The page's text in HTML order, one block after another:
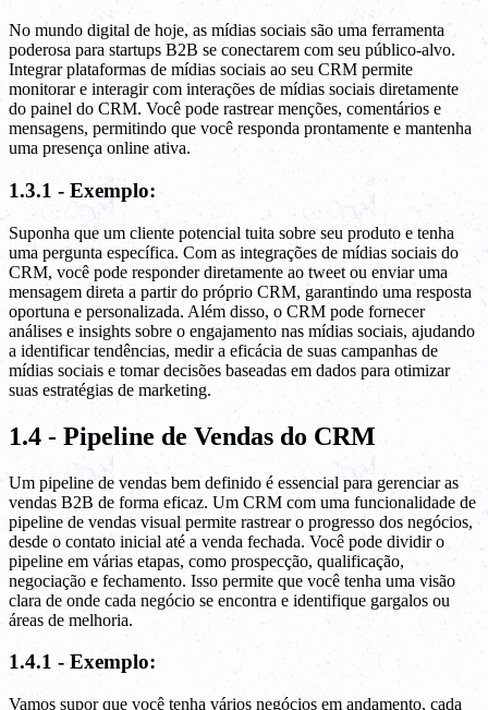
No mundo digital de hoje, as mídias sociais são uma ferramenta
poderosa para startups B2B se conectarem com seu público-alvo.
Integrar plataformas de mídias sociais ao seu CRM permite
monitorar e interagir com interações de mídias sociais diretamente
do painel do CRM. Você pode rastrear menções, comentários e
mensagens, permitindo que você responda prontamente e mantenha
uma presença online ativa.
1.3.1 - Exemplo:
Suponha que um cliente potencial tuita sobre seu produto e tenha
uma pergunta específica. Com as integrações de mídias sociais do
CRM, você pode responder diretamente ao tweet ou enviar uma
mensagem direta a partir do próprio CRM, garantindo uma resposta
oportuna e personalizada. Além disso, o CRM pode fornecer
análises e insights sobre o engajamento nas mídias sociais, ajudando
a identificar tendências, medir a eficácia de suas campanhas de
mídias sociais e tomar decisões baseadas em dados para otimizar
suas estratégias de marketing.
1.4 - Pipeline de Vendas do CRM
Um pipeline de vendas bem definido é essencial para gerenciar as
vendas B2B de forma eficaz. Um CRM com uma funcionalidade de
pipeline de vendas visual permite rastrear o progresso dos negócios,
desde o contato inicial até a venda fechada. Você pode dividir o
pipeline em várias etapas, como prospecção, qualificação,
negociação e fechamento. Isso permite que você tenha uma visão
clara de onde cada negócio se encontra e identifique gargalos ou
áreas de melhoria.
1.4.1 - Exemplo:
Vamos supor que você tenha vários negócios em andamento, cada